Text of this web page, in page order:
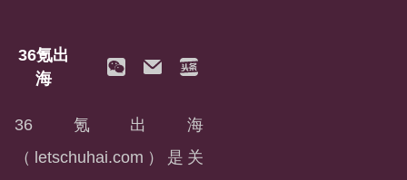
36氪出
海
36氪出海
（letschuhai.com）是关